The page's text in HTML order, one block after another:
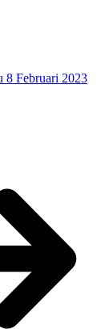
8 Februari 2023